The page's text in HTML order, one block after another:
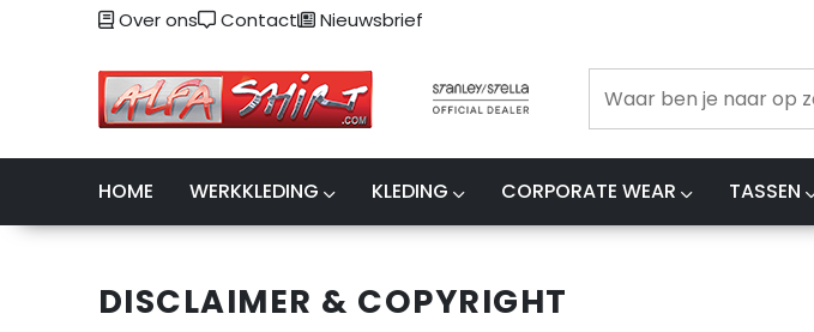
Over ons Contact Nieuwsbrief
HOME WERKKLEDING KLEDING CORPORATE WEAR TASSEN
DISCLAIMER & COPYRIGHT